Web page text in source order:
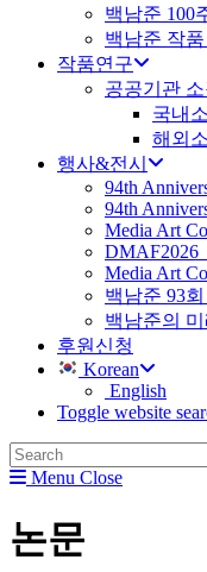
백남준 100
백남준 작
작품연구
공공기관
국내
해외
행사&전시
94th
94th
Media Art
Media Art
백남준 93
백남준의
후원신청
Korean
English
Toggle website
Menu Close
논문